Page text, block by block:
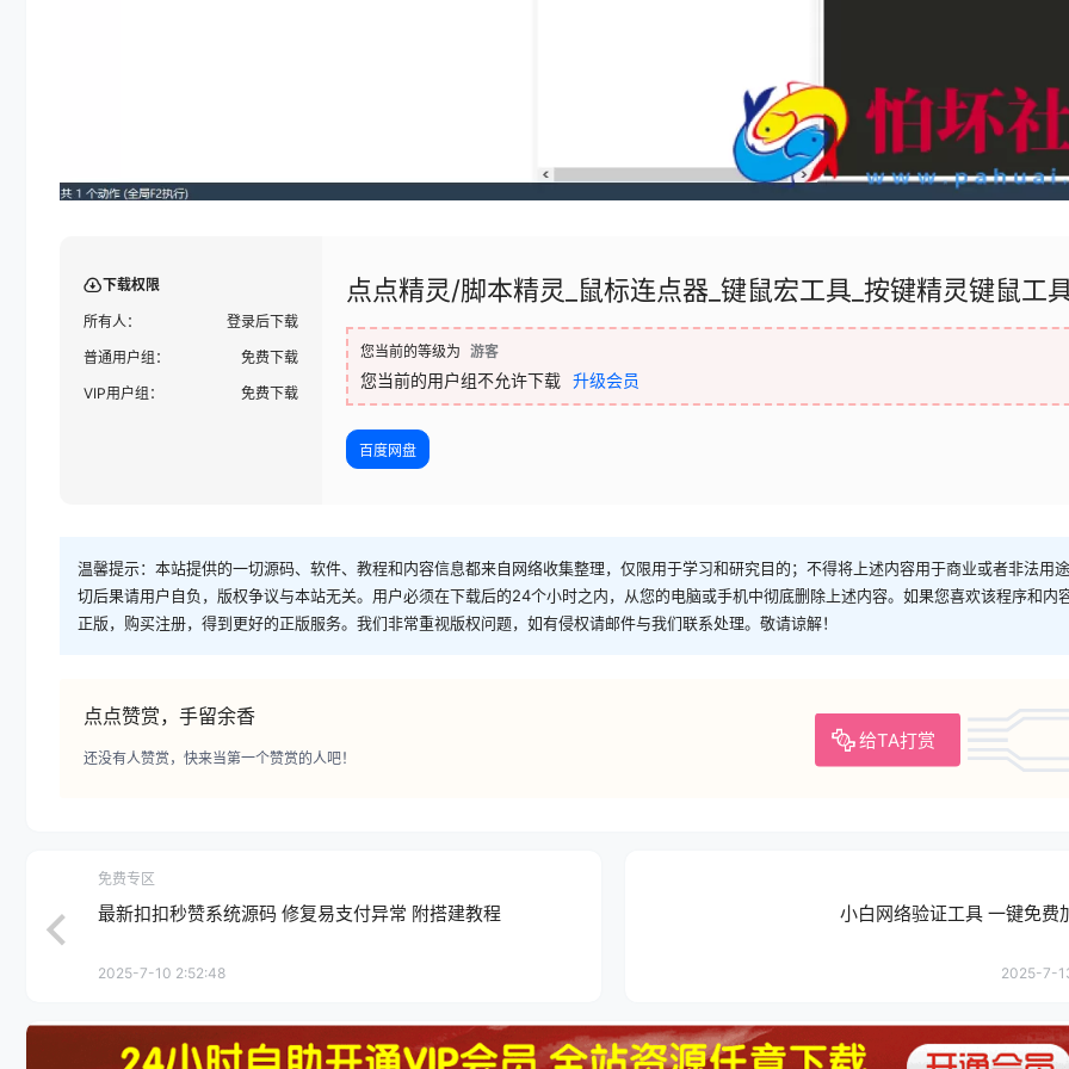
下载权限
所有人：
登录后下载
普通用户组：
免费下载
VIP用户组：
免费下载
点点精灵/脚本精灵_鼠标连点器_键鼠宏工具_按键精灵键鼠工
您当前的等级为 游客
您当前的用户组不允许下载 升级会员
百度网盘
温馨提示：本站提供的一切源码、软件、教程和内容信息都来自网络收集整理，仅限用于学习和研究目的；不得将上述内容用于商业或者非法用
切后果请用户自负，版权争议与本站无关。用户必须在下载后的24个小时之内，从您的电脑或手机中彻底删除上述内容。如果您喜欢该程序和内
正版，购买注册，得到更好的正版服务。我们非常重视版权问题，如有侵权请邮件与我们联系处理。敬请谅解！
点点赞赏，手留余香
给TA打赏
还没有人赞赏，快来当第一个赞赏的人吧！
免费专区
最新扣扣秒赞系统源码 修复易支付异常 附搭建教程
2025-7-10 2:52:48
小白网络验证工具 一键免费
2025-7-